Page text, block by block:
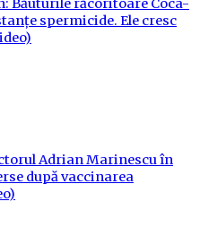
Băuturile răcoritoare Coca-
spermicide. Ele cresc
Adrian Marinescu în
după vaccinarea